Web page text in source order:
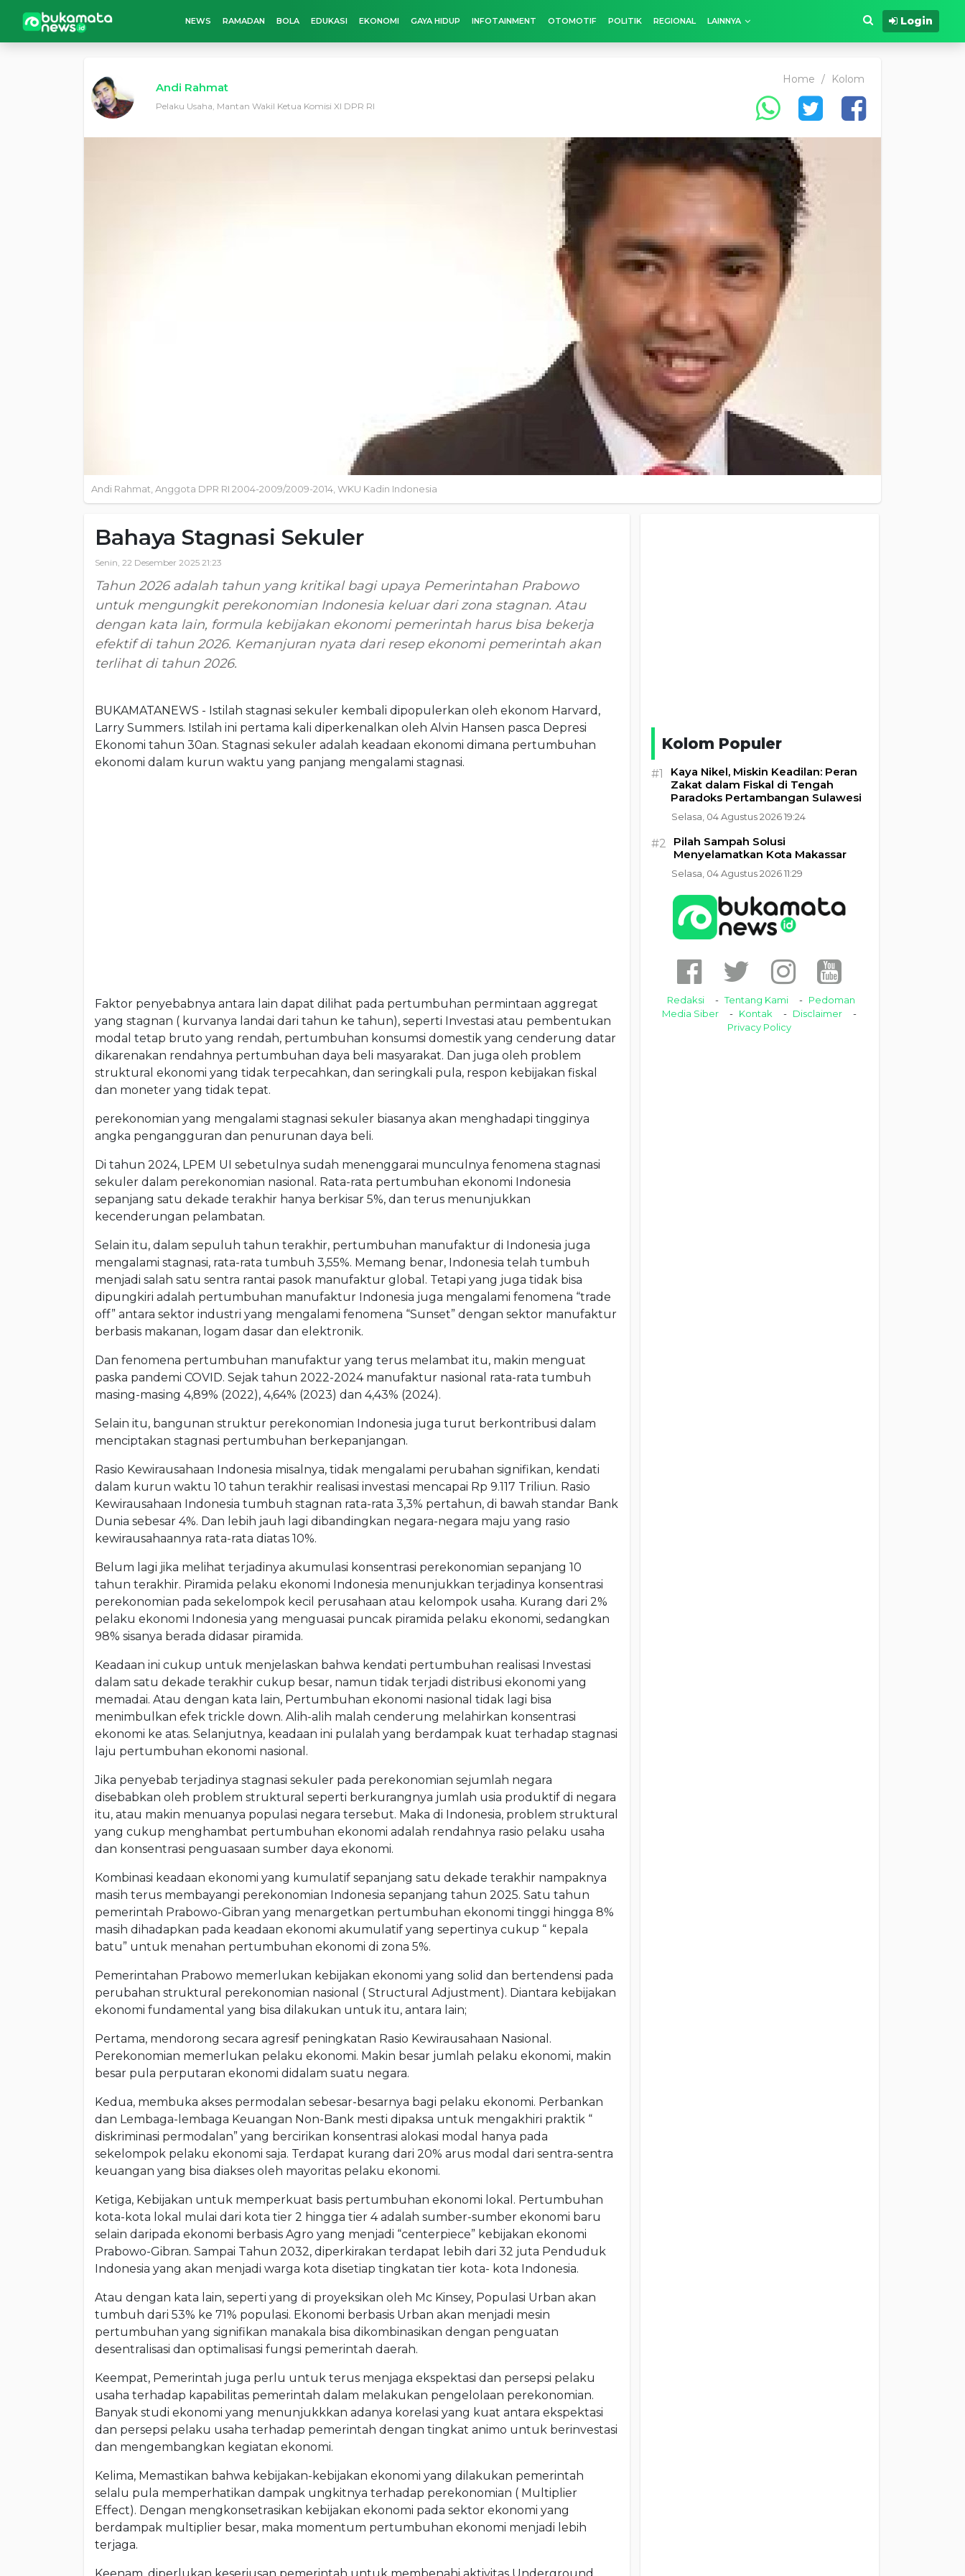
NEWS RAMADAN BOLA EDUKASI EKONOMI GAYA HIDUP INFOTAINMENT OTOMOTIF POLITIK REGIONAL LAINNYA Login
Andi Rahmat
Pelaku Usaha, Mantan Wakil Ketua Komisi XI DPR RI
Home / Kolom
Andi Rahmat, Anggota DPR RI 2004-2009/2009-2014, WKU Kadin Indonesia
Bahaya Stagnasi Sekuler
Senin, 22 Desember 2025 21:23
Tahun 2026 adalah tahun yang kritikal bagi upaya Pemerintahan Prabowo
untuk mengungkit perekonomian Indonesia keluar dari zona stagnan. Atau
dengan kata lain, formula kebijakan ekonomi pemerintah harus bisa bekerja
efektif di tahun 2026. Kemanjuran nyata dari resep ekonomi pemerintah akan
terlihat di tahun 2026.
BUKAMATANEWS - Istilah stagnasi sekuler kembali dipopulerkan oleh ekonom Harvard,
Larry Summers. Istilah ini pertama kali diperkenalkan oleh Alvin Hansen pasca Depresi
Ekonomi tahun 30an. Stagnasi sekuler adalah keadaan ekonomi dimana pertumbuhan
ekonomi dalam kurun waktu yang panjang mengalami stagnasi.
Faktor penyebabnya antara lain dapat dilihat pada pertumbuhan permintaan aggregat
yang stagnan ( kurvanya landai dari tahun ke tahun), seperti Investasi atau pembentukan
modal tetap bruto yang rendah, pertumbuhan konsumsi domestik yang cenderung datar
dikarenakan rendahnya pertumbuhan daya beli masyarakat. Dan juga oleh problem
struktural ekonomi yang tidak terpecahkan, dan seringkali pula, respon kebijakan fiskal
dan moneter yang tidak tepat.
perekonomian yang mengalami stagnasi sekuler biasanya akan menghadapi tingginya
angka pengangguran dan penurunan daya beli.
Di tahun 2024, LPEM UI sebetulnya sudah menenggarai munculnya fenomena stagnasi
sekuler dalam perekonomian nasional. Rata-rata pertumbuhan ekonomi Indonesia
sepanjang satu dekade terakhir hanya berkisar 5%, dan terus menunjukkan
kecenderungan pelambatan.
Selain itu, dalam sepuluh tahun terakhir, pertumbuhan manufaktur di Indonesia juga
mengalami stagnasi, rata-rata tumbuh 3,55%. Memang benar, Indonesia telah tumbuh
menjadi salah satu sentra rantai pasok manufaktur global. Tetapi yang juga tidak bisa
dipungkiri adalah pertumbuhan manufaktur Indonesia juga mengalami fenomena “trade
off” antara sektor industri yang mengalami fenomena “Sunset” dengan sektor manufaktur
berbasis makanan, logam dasar dan elektronik.
Dan fenomena pertumbuhan manufaktur yang terus melambat itu, makin menguat
paska pandemi COVID. Sejak tahun 2022-2024 manufaktur nasional rata-rata tumbuh
masing-masing 4,89% (2022), 4,64% (2023) dan 4,43% (2024).
Selain itu, bangunan struktur perekonomian Indonesia juga turut berkontribusi dalam
menciptakan stagnasi pertumbuhan berkepanjangan.
Rasio Kewirausahaan Indonesia misalnya, tidak mengalami perubahan signifikan, kendati
dalam kurun waktu 10 tahun terakhir realisasi investasi mencapai Rp 9.117 Triliun. Rasio
Kewirausahaan Indonesia tumbuh stagnan rata-rata 3,3% pertahun, di bawah standar Bank
Dunia sebesar 4%. Dan lebih jauh lagi dibandingkan negara-negara maju yang rasio
kewirausahaannya rata-rata diatas 10%.
Belum lagi jika melihat terjadinya akumulasi konsentrasi perekonomian sepanjang 10
tahun terakhir. Piramida pelaku ekonomi Indonesia menunjukkan terjadinya konsentrasi
perekonomian pada sekelompok kecil perusahaan atau kelompok usaha. Kurang dari 2%
pelaku ekonomi Indonesia yang menguasai puncak piramida pelaku ekonomi, sedangkan
98% sisanya berada didasar piramida.
Keadaan ini cukup untuk menjelaskan bahwa kendati pertumbuhan realisasi Investasi
dalam satu dekade terakhir cukup besar, namun tidak terjadi distribusi ekonomi yang
memadai. Atau dengan kata lain, Pertumbuhan ekonomi nasional tidak lagi bisa
menimbulkan efek trickle down. Alih-alih malah cenderung melahirkan konsentrasi
ekonomi ke atas. Selanjutnya, keadaan ini pulalah yang berdampak kuat terhadap stagnasi
laju pertumbuhan ekonomi nasional.
Jika penyebab terjadinya stagnasi sekuler pada perekonomian sejumlah negara
disebabkan oleh problem struktural seperti berkurangnya jumlah usia produktif di negara
itu, atau makin menuanya populasi negara tersebut. Maka di Indonesia, problem struktural
yang cukup menghambat pertumbuhan ekonomi adalah rendahnya rasio pelaku usaha
dan konsentrasi penguasaan sumber daya ekonomi.
Kombinasi keadaan ekonomi yang kumulatif sepanjang satu dekade terakhir nampaknya
masih terus membayangi perekonomian Indonesia sepanjang tahun 2025. Satu tahun
pemerintah Prabowo-Gibran yang menargetkan pertumbuhan ekonomi tinggi hingga 8%
masih dihadapkan pada keadaan ekonomi akumulatif yang sepertinya cukup “ kepala
batu” untuk menahan pertumbuhan ekonomi di zona 5%.
Pemerintahan Prabowo memerlukan kebijakan ekonomi yang solid dan bertendensi pada
perubahan struktural perekonomian nasional ( Structural Adjustment). Diantara kebijakan
ekonomi fundamental yang bisa dilakukan untuk itu, antara lain;
Pertama, mendorong secara agresif peningkatan Rasio Kewirausahaan Nasional.
Perekonomian memerlukan pelaku ekonomi. Makin besar jumlah pelaku ekonomi, makin
besar pula perputaran ekonomi didalam suatu negara.
Kedua, membuka akses permodalan sebesar-besarnya bagi pelaku ekonomi. Perbankan
dan Lembaga-lembaga Keuangan Non-Bank mesti dipaksa untuk mengakhiri praktik “
diskriminasi permodalan” yang bercirikan konsentrasi alokasi modal hanya pada
sekelompok pelaku ekonomi saja. Terdapat kurang dari 20% arus modal dari sentra-sentra
keuangan yang bisa diakses oleh mayoritas pelaku ekonomi.
Ketiga, Kebijakan untuk memperkuat basis pertumbuhan ekonomi lokal. Pertumbuhan
kota-kota lokal mulai dari kota tier 2 hingga tier 4 adalah sumber-sumber ekonomi baru
selain daripada ekonomi berbasis Agro yang menjadi “centerpiece” kebijakan ekonomi
Prabowo-Gibran. Sampai Tahun 2032, diperkirakan terdapat lebih dari 32 juta Penduduk
Indonesia yang akan menjadi warga kota disetiap tingkatan tier kota- kota Indonesia.
Atau dengan kata lain, seperti yang di proyeksikan oleh Mc Kinsey, Populasi Urban akan
tumbuh dari 53% ke 71% populasi. Ekonomi berbasis Urban akan menjadi mesin
pertumbuhan yang signifikan manakala bisa dikombinasikan dengan penguatan
desentralisasi dan optimalisasi fungsi pemerintah daerah.
Keempat, Pemerintah juga perlu untuk terus menjaga ekspektasi dan persepsi pelaku
usaha terhadap kapabilitas pemerintah dalam melakukan pengelolaan perekonomian.
Banyak studi ekonomi yang menunjukkkan adanya korelasi yang kuat antara ekspektasi
dan persepsi pelaku usaha terhadap pemerintah dengan tingkat animo untuk berinvestasi
dan mengembangkan kegiatan ekonomi.
Kelima, Memastikan bahwa kebijakan-kebijakan ekonomi yang dilakukan pemerintah
selalu pula memperhatikan dampak ungkitnya terhadap perekonomian ( Multiplier
Effect). Dengan mengkonsetrasikan kebijakan ekonomi pada sektor ekonomi yang
berdampak multiplier besar, maka momentum pertumbuhan ekonomi menjadi lebih
terjaga.
Kolom Populer
#1
Kaya Nikel, Miskin Keadilan: Peran
Zakat dalam Fiskal di Tengah
Paradoks Pertambangan Sulawesi
Selasa, 04 Agustus 2026 19:24
#2
Pilah Sampah Solusi
Menyelamatkan Kota Makassar
Selasa, 04 Agustus 2026 11:29
Redaksi Tentang Kami
Pedoman
Media Siber
Kontak
Disclaimer
Privacy Policy